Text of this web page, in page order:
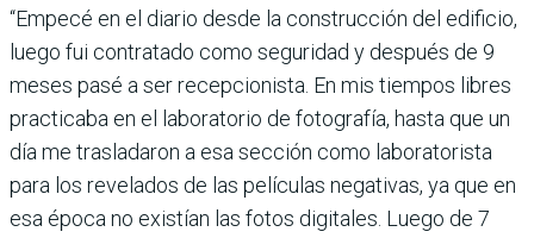
“Empecé en el diario desde la construcción del edificio,
luego fui contratado como seguridad y después de 9
meses pasé a ser recepcionista. En mis tiempos libres
practicaba en el laboratorio de fotografía, hasta que un
día me trasladaron a esa sección como laboratorista
para los revelados de las películas negativas, ya que en
esa época no existían las fotos digitales. Luego de 7